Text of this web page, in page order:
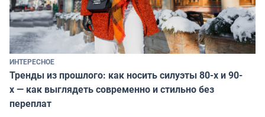
ИНТЕРЕСНОЕ
Тренды из прошлого: как носить силуэты 80-х и 90-
х — как выглядеть современно и стильно без
переплат